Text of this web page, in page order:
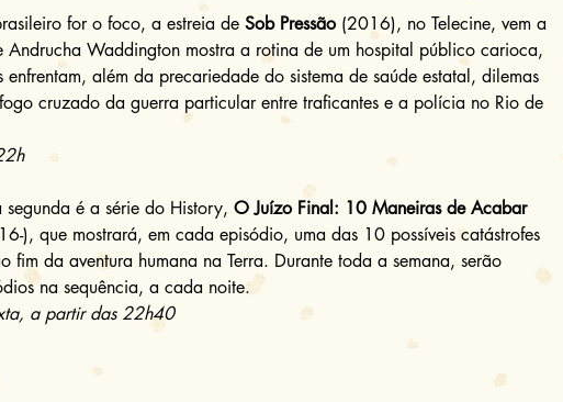
for o foco, a estreia de Sob Pressão (2016), no Telecine, vem a
Waddington mostra a rotina de um hospital público carioca,
enfrentam, além da precariedade do sistema de saúde estatal, dilemas
cruzado da guerra particular entre traficantes e a polícia no Rio de
segunda é a série do History, O Juízo Final: 10 Maneiras de Acabar
), que mostrará, em cada episódio, uma das 10 possíveis catástrofes
fim da aventura humana na Terra. Durante toda a semana, serão
na sequência, a cada noite.
a partir das 22h40